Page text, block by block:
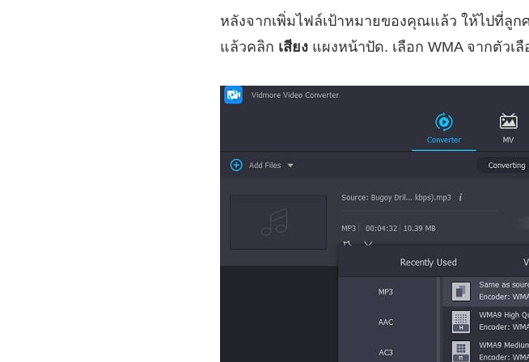
หลังจากเพิ่มไฟล์เป้าหมายของคุณแล้ว ให้ไปที่ลู
แล้วคลิก เสียง แผงหน้าปัด. เลือก WMA จากตัวเลื